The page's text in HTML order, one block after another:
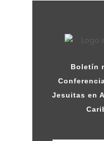
Boletín
Jesuitas en